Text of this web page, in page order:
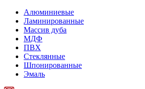
Алюминиевые
Ламинированные
Массив дуба
МДФ
ПВХ
Стеклянные
Шпонированные
Эмаль